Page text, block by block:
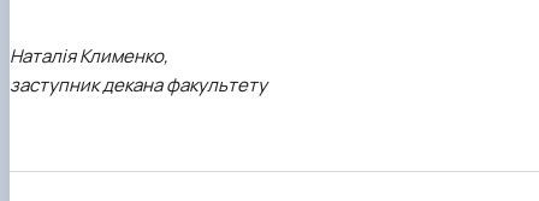
Наталія Клименко,
заступник декана факультету